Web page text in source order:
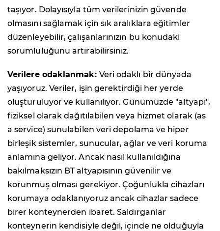
taşıyor. Dolayısıyla tüm verilerinizin güvende
olmasını sağlamak için sık aralıklara eğitimler
düzenleyebilir, çalışanlarınızın bu konudaki
sorumluluğunu artırabilirsiniz.
Verilere odaklanmak: Veri odaklı bir dünyada
yaşıyoruz. Veriler, işin gerektirdiği her yerde
oluşturuluyor ve kullanılıyor. Günümüzde "altyapı",
fiziksel olarak dağıtılabilen veya hizmet olarak (as
a service) sunulabilen veri depolama ve hiper
birleşik sistemler, sunucular, ağlar ve veri koruma
anlamına geliyor. Ancak nasıl kullanıldığına
bakılmaksızın BT altyapısının güvenilir ve
korunmuş olması gerekiyor. Çoğunlukla cihazları
korumaya odaklanıyoruz ancak cihazlar sadece
birer konteynerden ibaret. Saldırganlar
konteynerin kendisiyle değil, içinde ne olduğuyla